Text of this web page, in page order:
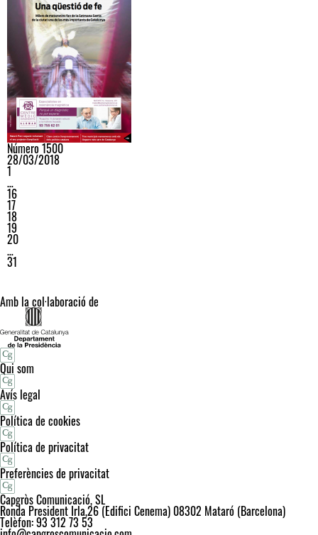
Número 1500
28/03/2018
1
…
16
17
18
19
20
…
31
Amb la col·laboració de
Qui som
Avís legal
Política de cookies
Política de privacitat
Preferències de privacitat
Capgròs Comunicació, SL
Ronda President Irla,26 (Edifici Cenema) 08302 Mataró (Barcelona)
Telèfon: 93 312 73 53